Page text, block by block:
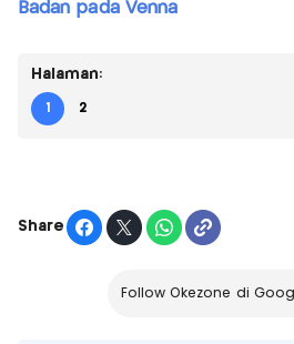
Badan pada Venna
Halaman:
1 2
Share
Follow Okezone di